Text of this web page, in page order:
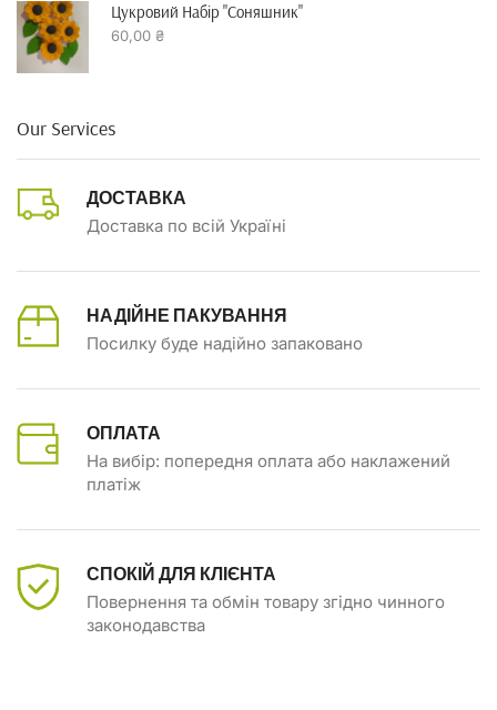
Цукровий Набір "Соняшник"
60,00 ₴
Our Services
ДОСТАВКА
Доставка по всій Україні
НАДІЙНЕ ПАКУВАННЯ
Посилку буде надійно запаковано
ОПЛАТА
На вибір: попередня оплата або наклажений
платіж
СПОКІЙ ДЛЯ КЛІЄНТА
Повернення та обмін товару згідно чинного
законодавства